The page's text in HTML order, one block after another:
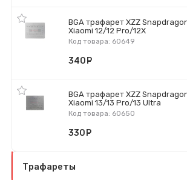
BGA трафарет XZZ
Xiaomi 12/12 Pro/12X
Код товара: 60649
340
BGA трафарет XZZ
Xiaomi 13/13 Pro/13 Ultra
Код товара: 60650
330
Трафареты